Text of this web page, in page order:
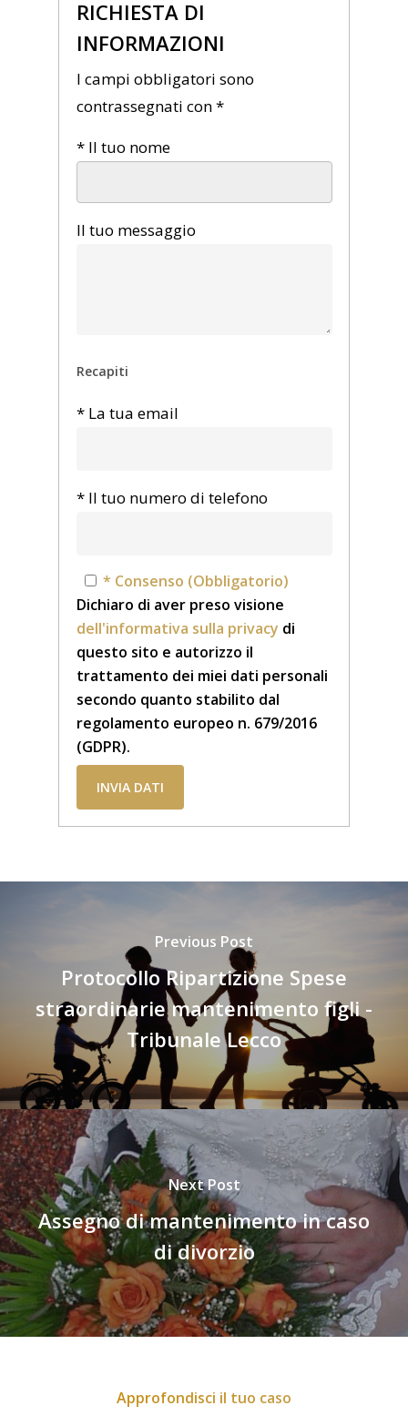
RICHIESTA DI
INFORMAZIONI
I campi obbligatori sono
contrassegnati con *
* Il tuo nome
Il tuo messaggio
Recapiti
* La tua email
* Il tuo numero di telefono
* Consenso (Obbligatorio)
Dichiaro di aver preso visione
dell'informativa sulla privacy di
questo sito e autorizzo il
trattamento dei miei dati personali
secondo quanto stabilito dal
regolamento europeo n. 679/2016
(GDPR).
Previous Post
Protocollo Ripartizione Spese
straordinarie mantenimento figli -
Tribunale Lecco
Next Post
Assegno di mantenimento in caso
di divorzio
Approfondisci il tuo caso